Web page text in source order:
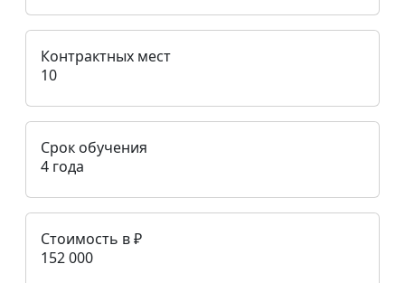
Контрактных мест
10
Срок обучения
4 года
Стоимость в ₽
152 000